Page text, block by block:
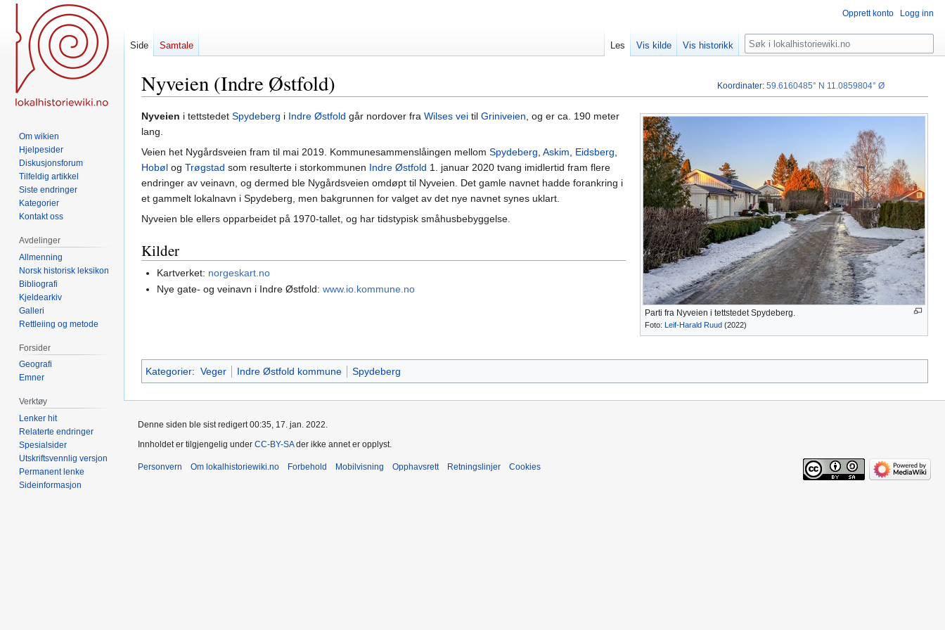
Nyveien (Indre Østfold)
Hopp
til
navigering
Hopp
til
søk
Parti fra Nyveien i tettstedet Spydeberg.
Foto: Leif-Harald Ruud (2022)
Nyveien i tettstedet Spydeberg i Indre Østfold går nordover fra Wilses vei til Griniveien, og er ca. 190 meter
lang.
Veien het Nygårdsveien fram til mai 2019. Kommunesammenslåingen mellom Spydeberg, Askim, Eidsberg,
Hobøl og Trøgstad som resulterte i storkommunen Indre Østfold 1. januar 2020 tvang imidlertid fram flere
endringer av veinavn, og dermed ble Nygårdsveien omdøpt til Nyveien. Det gamle navnet hadde forankring i
et gammelt lokalnavn i Spydeberg, men bakgrunnen for valget av det nye navnet synes uklart.
Nyveien ble ellers opparbeidet på 1970-tallet, og har tidstypisk småhusbebyggelse.
Kilder
Kartverket: norgeskart.no
Nye gate- og veinavn i Indre Østfold:www.io.kommune.no
Koordinater:59.6160485° N 11.0859804° Ø
Kategorier: Veger Indre Østfold kommune Spydeberg
Opprett konto Logg inn
Side Samtale Les Vis kilde Vis historikk Søk
Om wikien
Hjelpesider
Diskusjonsforum
Tilfeldig artikkel
Siste endringer
Kategorier
Kontakt oss
Avdelinger
Allmenning
Norsk historisk leksikon
Bibliografi
Kjeldearkiv
Galleri
Rettleiing og metode
Forsider
Geografi
Emner
Verktøy
Lenker hit
Relaterte endringer
Spesialsider
Utskriftsvennlig versjon
Permanent lenke
Sideinformasjon
Denne siden ble sist redigert 00:35, 17. jan. 2022.
Innholdet er tilgjengelig under CC-BY-SAder ikke annet er opplyst.
Personvern Om lokalhistoriewiki.no Forbehold Mobilvisning Opphavsrett Retningslinjer Cookies